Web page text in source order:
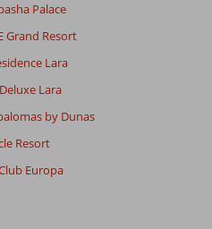
Palace
Grand Resort
Lara
Lara
by Dunas
Resort
Europa